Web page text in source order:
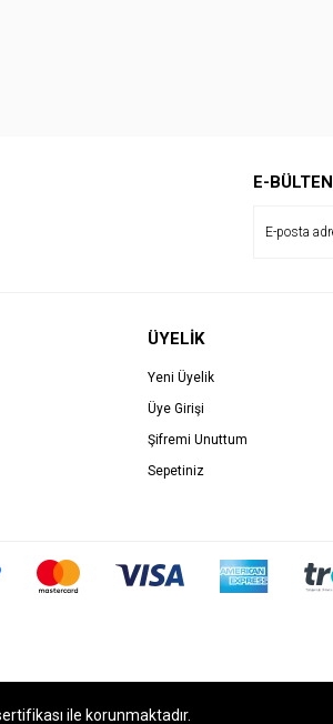
E-BÜLTEN
ÜYELİK
Yeni Üyelik
Üye Girişi
Şifremi Unuttum
Sepetiniz
ile korunmaktadır.